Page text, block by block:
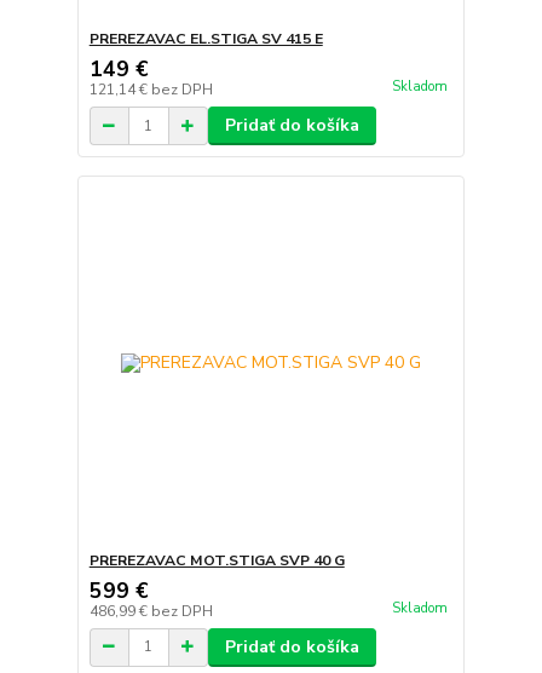
PREREZAVAC EL.STIGA SV 415 E
149 €
121,14 € bez DPH Skladom
Pridať do košíka
PREREZAVAC MOT.STIGA SVP 40 G
599 €
486,99 € bez DPH Skladom
Pridať do košíka